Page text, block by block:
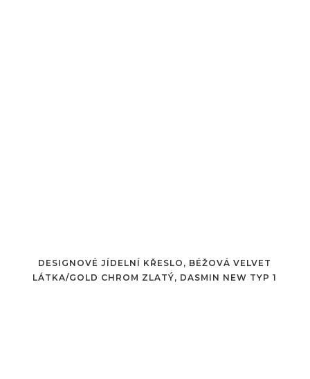
DESIGNOVÉ JÍDELNÍ KŘESLO, BÉŽOVÁ VELVET
LÁTKA/GOLD CHROM ZLATÝ, DASMIN NEW TYP 1